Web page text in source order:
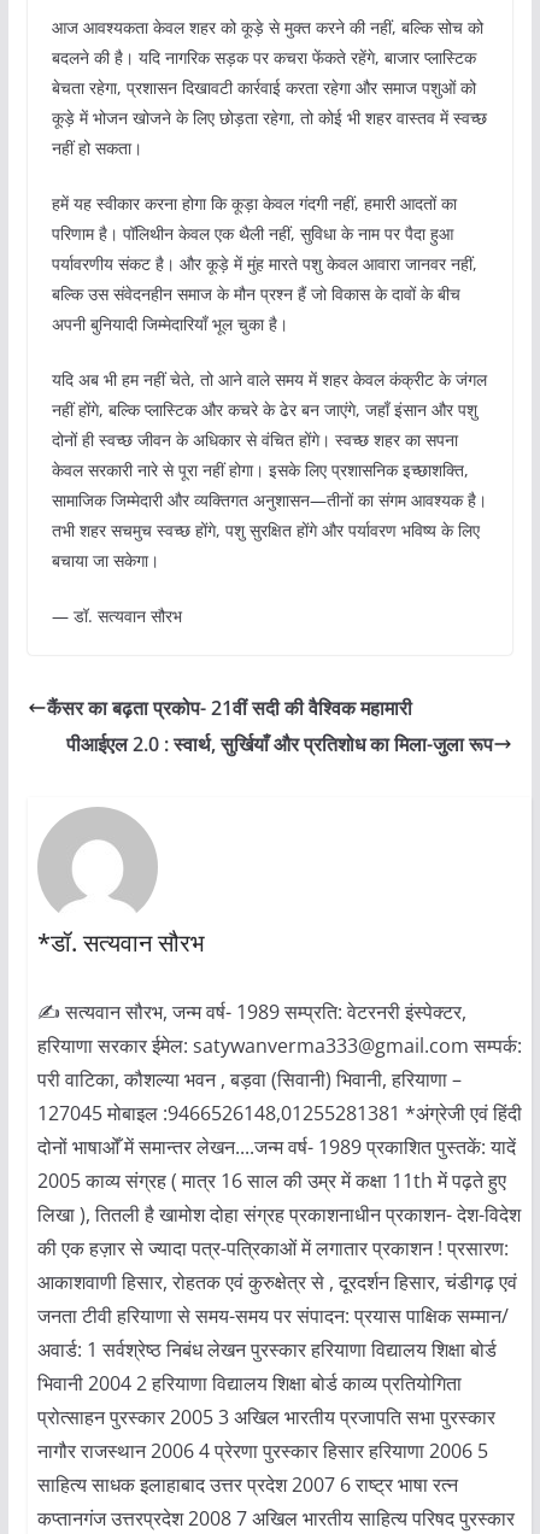
आज आवश्यकता केवल शहर को कूड़े से मुक्त करने की नहीं, बल्कि सोच को
बदलने की है। यदि नागरिक सड़क पर कचरा फेंकते रहेंगे, बाजार प्लास्टिक
बेचता रहेगा, प्रशासन दिखावटी कार्रवाई करता रहेगा और समाज पशुओं को
कूड़े में भोजन खोजने के लिए छोड़ता रहेगा, तो कोई भी शहर वास्तव में स्वच्छ
नहीं हो सकता।
हमें यह स्वीकार करना होगा कि कूड़ा केवल गंदगी नहीं, हमारी आदतों का
परिणाम है। पॉलिथीन केवल एक थैली नहीं, सुविधा के नाम पर पैदा हुआ
पर्यावरणीय संकट है। और कूड़े में मुंह मारते पशु केवल आवारा जानवर नहीं,
बल्कि उस संवेदनहीन समाज के मौन प्रश्न हैं जो विकास के दावों के बीच
अपनी बुनियादी जिम्मेदारियाँ भूल चुका है।
यदि अब भी हम नहीं चेते, तो आने वाले समय में शहर केवल कंक्रीट के जंगल
नहीं होंगे, बल्कि प्लास्टिक और कचरे के ढेर बन जाएंगे, जहाँ इंसान और पशु
दोनों ही स्वच्छ जीवन के अधिकार से वंचित होंगे। स्वच्छ शहर का सपना
केवल सरकारी नारे से पूरा नहीं होगा। इसके लिए प्रशासनिक इच्छाशक्ति,
सामाजिक जिम्मेदारी और व्यक्तिगत अनुशासन—तीनों का संगम आवश्यक है।
तभी शहर सचमुच स्वच्छ होंगे, पशु सुरक्षित होंगे और पर्यावरण भविष्य के लिए
बचाया जा सकेगा।
— डॉ. सत्यवान सौरभ
कैंसर का बढ़ता प्रकोप- 21वीं सदी की वैश्विक महामारी
पीआईएल 2.0 : स्वार्थ, सुर्खियाँ और प्रतिशोध का मिला-जुला रूप
*डॉ. सत्यवान सौरभ
✍ सत्यवान सौरभ, जन्म वर्ष- 1989 सम्प्रति: वेटरनरी इंस्पेक्टर,
हरियाणा सरकार ईमेल: satywanverma333@gmail.com सम्पर्क:
परी वाटिका, कौशल्या भवन , बड़वा (सिवानी) भिवानी, हरियाणा –
127045 मोबाइल :9466526148,01255281381 *अंग्रेजी एवं हिंदी
दोनों भाषाओँ में समान्तर लेखन....जन्म वर्ष- 1989 प्रकाशित पुस्तकें: यादें
2005 काव्य संग्रह ( मात्र 16 साल की उम्र में कक्षा 11th में पढ़ते हुए
लिखा ), तितली है खामोश दोहा संग्रह प्रकाशनाधीन प्रकाशन- देश-विदेश
की एक हज़ार से ज्यादा पत्र-पत्रिकाओं में लगातार प्रकाशन ! प्रसारण:
आकाशवाणी हिसार, रोहतक एवं कुरुक्षेत्र से , दूरदर्शन हिसार, चंडीगढ़ एवं
जनता टीवी हरियाणा से समय-समय पर संपादन: प्रयास पाक्षिक सम्मान/
अवार्ड: 1 सर्वश्रेष्ठ निबंध लेखन पुरस्कार हरियाणा विद्यालय शिक्षा बोर्ड
भिवानी 2004 2 हरियाणा विद्यालय शिक्षा बोर्ड काव्य प्रतियोगिता
प्रोत्साहन पुरस्कार 2005 3 अखिल भारतीय प्रजापति सभा पुरस्कार
नागौर राजस्थान 2006 4 प्रेरणा पुरस्कार हिसार हरियाणा 2006 5
साहित्य साधक इलाहाबाद उत्तर प्रदेश 2007 6 राष्ट्र भाषा रत्न
कप्तानगंज उत्तरप्रदेश 2008 7 अखिल भारतीय साहित्य परिषद पुरस्कार